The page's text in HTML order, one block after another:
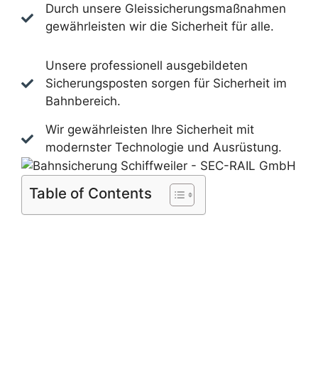
Durch unsere Gleissicherungsmaßnahmen
gewährleisten wir die Sicherheit für alle.
Unsere professionell ausgebildeten
Sicherungsposten sorgen für Sicherheit im
Bahnbereich.
Wir gewährleisten Ihre Sicherheit mit
modernster Technologie und Ausrüstung.
Table of Contents